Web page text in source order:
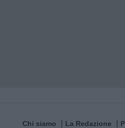
Chi siamo La Redazione